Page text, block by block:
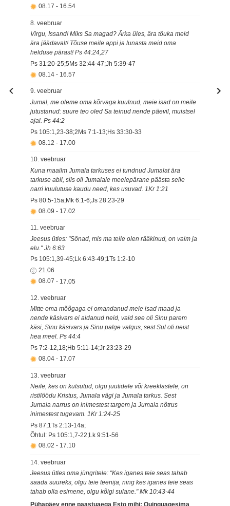
08.17 - 16.54
8. veebruar
Virgu, Issand! Miks Sa magad? Ärka üles, ära tõuka meid
ära jäädavalt! Tõuse meile appi ja lunasta meid oma
helduse pärast! Ps 44:24,27
Ps 31:20-25;5Ms 32:44-47;Jh 5:39-47
08.14 - 16.57
9. veebruar
Jumal, me oleme oma kõrvaga kuulnud, meie isad on meile
jutustanud: suure teo oled Sa teinud nende päevil, muistsel
ajal. Ps 44:2
Ps 105:1,23-38;2Ms 7:1-13;Hs 33:30-33
08.12 - 17.00
10. veebruar
Kuna maailm Jumala tarkuses ei tundnud Jumalat ära
tarkuse abil, siis oli Jumalale meelepärane päästa selle
narri kuulutuse kaudu need, kes usuvad. 1Kr 1:21
Ps 80:5-15a;Mk 6:1-6;Js 28:23-29
08.09 - 17.02
11. veebruar
Jeesus ütles: "Sõnad, mis ma teile olen rääkinud, on vaim ja
elu." Jh 6:63
Ps 105:1,39-45;Lk 6:43-49;1Ts 1:2-10
21.06
08.07 - 17.05
12. veebruar
Mitte oma mõõgaga ei omandanud meie isad maad ja
nende käsivars ei aidanud neid, vaid see oli Sinu parem
käsi, Sinu käsivars ja Sinu palge valgus, sest Sul oli neist
hea meel. Ps 44:4
Ps 7:2-12,18;Hb 5:11-14;Jr 23:23-29
08.04 - 17.07
13. veebruar
Neile, kes on kutsutud, olgu juutidele või kreeklastele, on
ristilöödu Kristus, Jumala vägi ja Jumala tarkus. Sest
Jumala narrus on inimestest targem ja Jumala nõtrus
inimestest tugevam. 1Kr 1:24-25
Ps 87;1Ts 2:13-14a;
Õhtul: Ps 105:1,7-22;Lk 9:51-56
08.02 - 17.10
14. veebruar
Jeesus ütles oma jüngritele: "Kes iganes teie seas tahab
saada suureks, olgu teie teenija, ning kes iganes teie seas
tahab olla esimene, olgu kõigi sulane." Mk 10:43-44